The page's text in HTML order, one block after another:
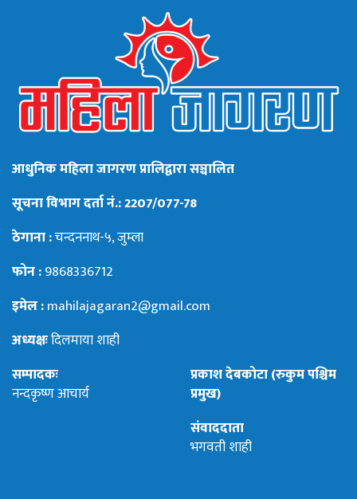
आधुनिक महिला जागरण प्रालिद्वारा सञ्चालित
सूचना विभाग दर्ता नं.: 2207/077-78
ठेगाना :चन्दननाथ-५, जुम्ला
फोन :9868336712
इमेल :mahilajagaran2@gmail.com
अध्यक्षःदिलमाया शाही
सम्पादकः
नन्दकृष्ण आचार्य
प्रकाश देबकोटा (रुकुम पश्चिम
प्रमुख)
संवाददाता
भगवती शाही